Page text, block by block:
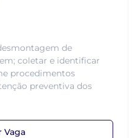
de
coletar e identificar
procedimentos
preventiva dos
Vaga